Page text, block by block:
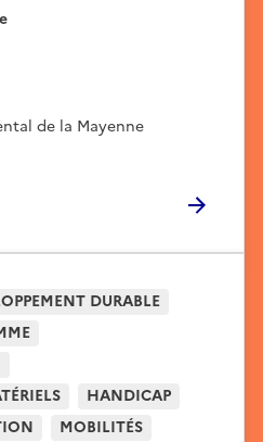
de la Mayenne
DURABLE
HANDICAP
MOBILITÉS